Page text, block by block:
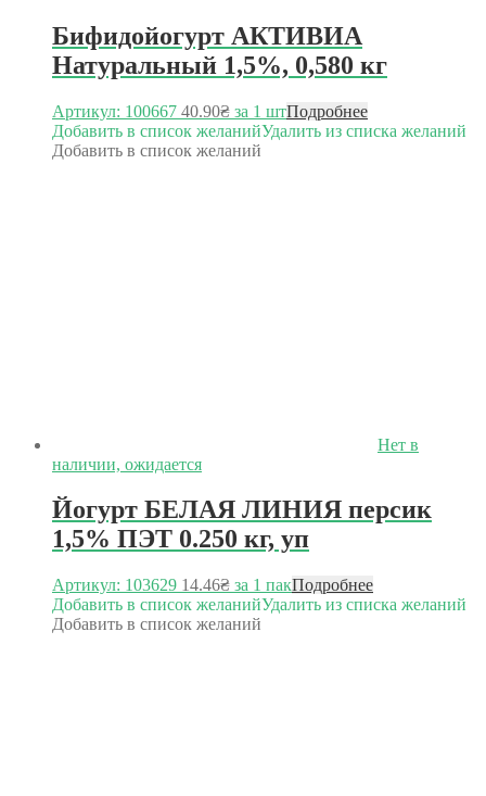
Бифидойогурт АКТИВИА
Натуральный 1,5%, 0,580 кг
Артикул: 100667 40.90₴ за 1 штПодробнее
Добавить в список желанийУдалить из списка желаний
Добавить в список желаний
Нет в
наличии, ожидается
Йогурт БЕЛАЯ ЛИНИЯ персик
1,5% ПЭТ 0.250 кг, уп
Артикул: 103629 14.46₴ за 1 пакПодробнее
Добавить в список желанийУдалить из списка желаний
Добавить в список желаний